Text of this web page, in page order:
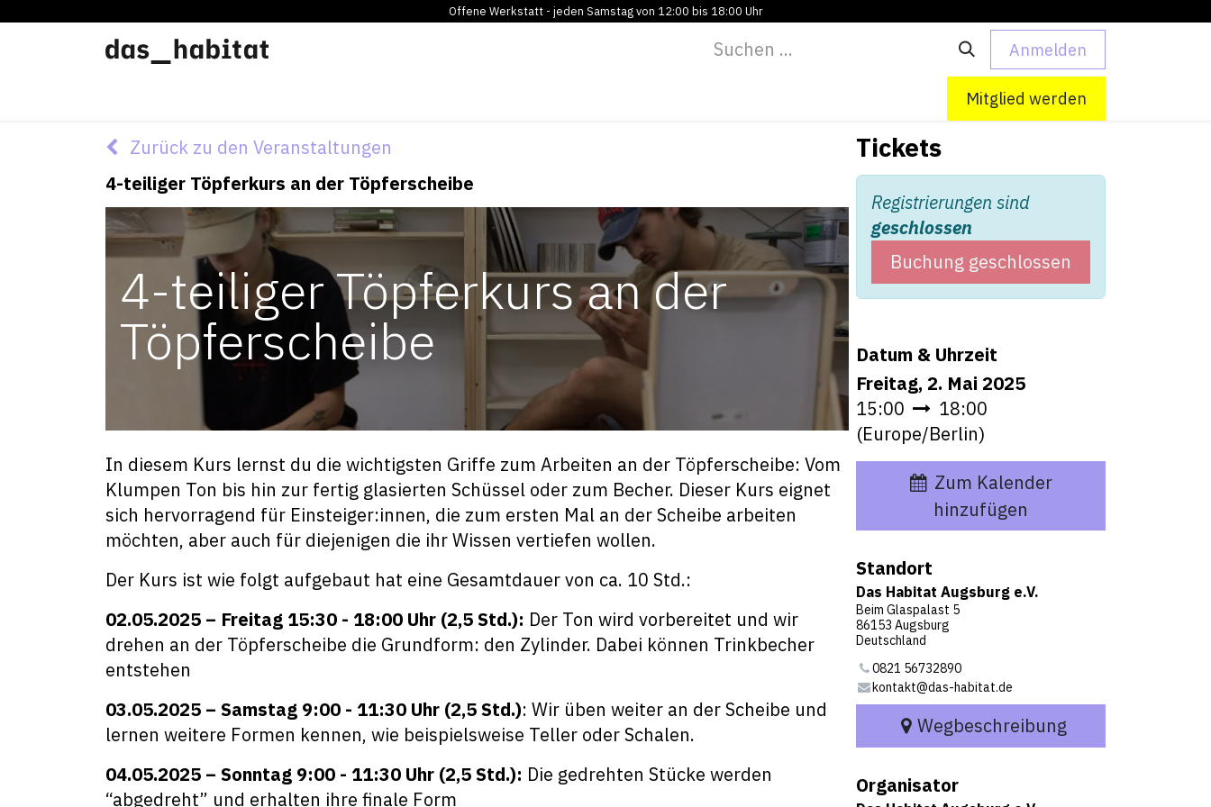
Offene Werkstatt - jeden Samstag von 12:00 bis 18:00 Uhr
Anmelden
Mitglied werden
Zurück zu den Veranstaltungen
4-teiliger Töpferkurs an der Töpferscheibe
4-teiliger Töpferkurs an der
Töpferscheibe
In diesem Kurs lernst du die wichtigsten Griffe zum Arbeiten an der Töpferscheibe: Vom
Klumpen Ton bis hin zur fertig glasierten Schüssel oder zum Becher. Dieser Kurs eignet
sich hervorragend für Einsteiger:innen, die zum ersten Mal an der Scheibe arbeiten
möchten, aber auch für diejenigen die ihr Wissen vertiefen wollen.
Der Kurs ist wie folgt aufgebaut hat eine Gesamtdauer von ca. 10 Std.:
02.05.2025 – Freitag 15:30 - 18:00 Uhr (2,5 Std.): Der Ton wird vorbereitet und wir
drehen an der Töpferscheibe die Grundform: den Zylinder. Dabei können Trinkbecher
entstehen
03.05.2025 – Samstag 9:00 - 11:30 Uhr (2,5 Std.): Wir üben weiter an der Scheibe und
lernen weitere Formen kennen, wie beispielsweise Teller oder Schalen.
04.05.2025 – Sonntag 9:00 - 11:30 Uhr (2,5 Std.): Die gedrehten Stücke werden
“abgedreht” und erhalten ihre finale Form
Tickets
Registrierungen sind
geschlossen
Buchung geschlossen
Datum & Uhrzeit
Freitag, 2. Mai 2025
15:00
18:00
(Europe/Berlin)
Zum Kalender
hinzufügen
Standort
Das Habitat Augsburg e.V.
Beim Glaspalast 5
86153 Augsburg
Deutschland
0821 56732890
kontakt@das-habitat.de
Wegbeschreibung
Organisator